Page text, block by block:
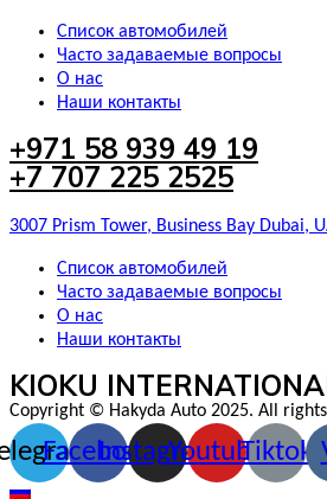
Список автомобилей
Часто задаваемые вопросы
О нас
Наши контакты
+971 58 939 49 19
+7 707 225 2525
3007 Prism Tower, Business Bay Dubai,
Список автомобилей
Часто задаваемые вопросы
О нас
Наши контакты
KIOKU
Copyright © Hakyda Auto 2025. All
FacebookInstagramYoutubeTiktok